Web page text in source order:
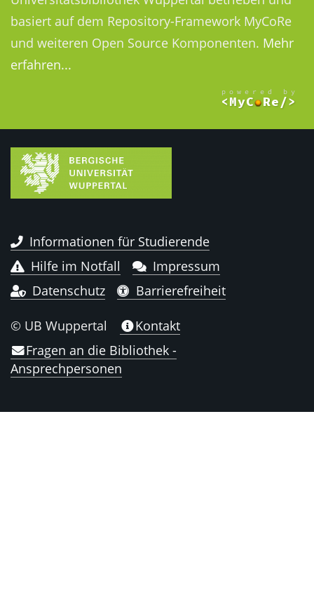
basiert auf dem Repository-Framework MyCoRe
und weiteren Open Source Komponenten. Mehr
erfahren...
Informationen für Studierende
Hilfe im Notfall
Impressum
Datenschutz
Barrierefreiheit
© UB Wuppertal
Kontakt
Fragen an die Bibliothek -
Ansprechpersonen